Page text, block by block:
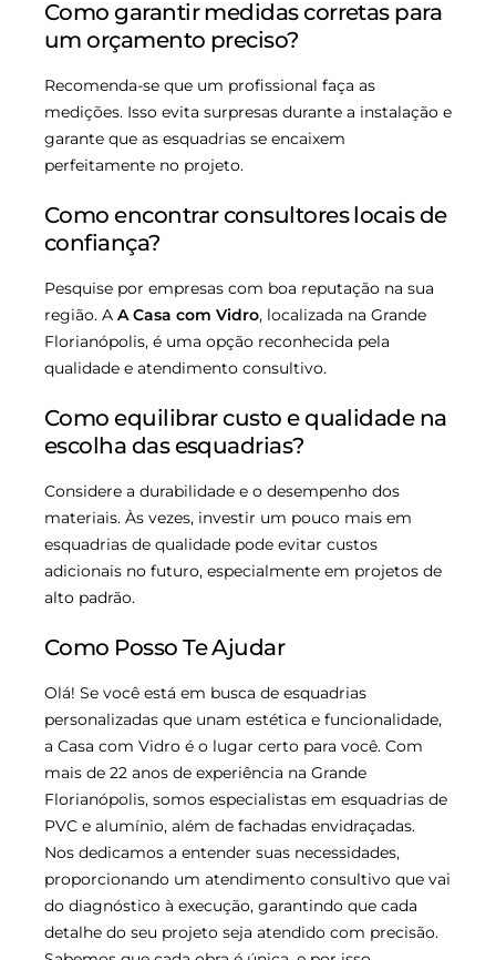
Como garantir medidas corretas para
um orçamento preciso?
Recomenda-se que um profissional faça as
medições. Isso evita surpresas durante a instalação e
garante que as esquadrias se encaixem
perfeitamente no projeto.
Como encontrar consultores locais de
confiança?
Pesquise por empresas com boa reputação na sua
região. A A Casa com Vidro, localizada na Grande
Florianópolis, é uma opção reconhecida pela
qualidade e atendimento consultivo.
Como equilibrar custo e qualidade na
escolha das esquadrias?
Considere a durabilidade e o desempenho dos
materiais. Às vezes, investir um pouco mais em
esquadrias de qualidade pode evitar custos
adicionais no futuro, especialmente em projetos de
alto padrão.
Como Posso Te Ajudar
Olá! Se você está em busca de esquadrias
personalizadas que unam estética e funcionalidade,
a Casa com Vidro é o lugar certo para você. Com
mais de 22 anos de experiência na Grande
Florianópolis, somos especialistas em esquadrias de
PVC e alumínio, além de fachadas envidraçadas.
Nos dedicamos a entender suas necessidades,
proporcionando um atendimento consultivo que vai
do diagnóstico à execução, garantindo que cada
detalhe do seu projeto seja atendido com precisão.